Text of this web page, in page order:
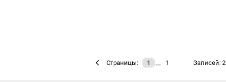
Страницы: 1 … 1 Записей: 2